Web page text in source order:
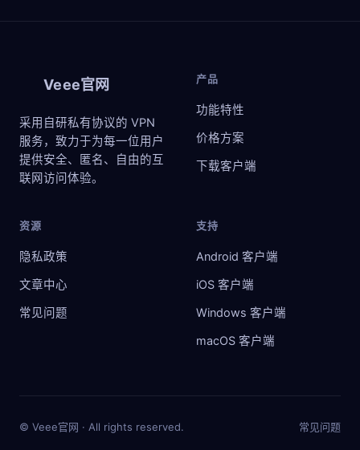
Veee官网
采用自研私有协议的 VPN
服务，致力于为每一位用户
提供安全、匿名、自由的互
联网访问体验。
产品
功能特性
价格方案
下载客户端
资源
隐私政策
文章中心
常见问题
支持
Android 客户端
iOS 客户端
Windows 客户端
macOS 客户端
© Veee官网 · All rights reserved. 常见问题